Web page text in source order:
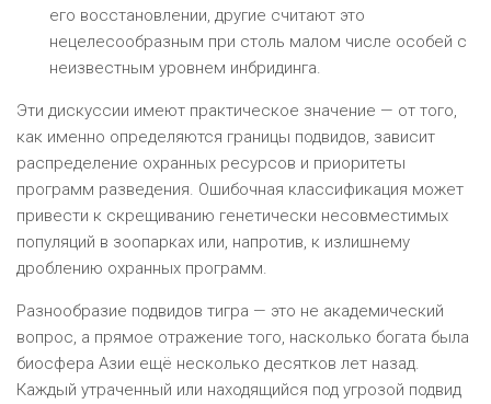
его восстановлении, другие считают это
нецелесообразным при столь малом числе особей с
неизвестным уровнем инбридинга.
Эти дискуссии имеют практическое значение — от того,
как именно определяются границы подвидов, зависит
распределение охранных ресурсов и приоритеты
программ разведения. Ошибочная классификация может
привести к скрещиванию генетически несовместимых
популяций в зоопарках или, напротив, к излишнему
дроблению охранных программ.
Разнообразие подвидов тигра — это не академический
вопрос, а прямое отражение того, насколько богата была
биосфера Азии ещё несколько десятков лет назад.
Каждый утраченный или находящийся под угрозой подвид